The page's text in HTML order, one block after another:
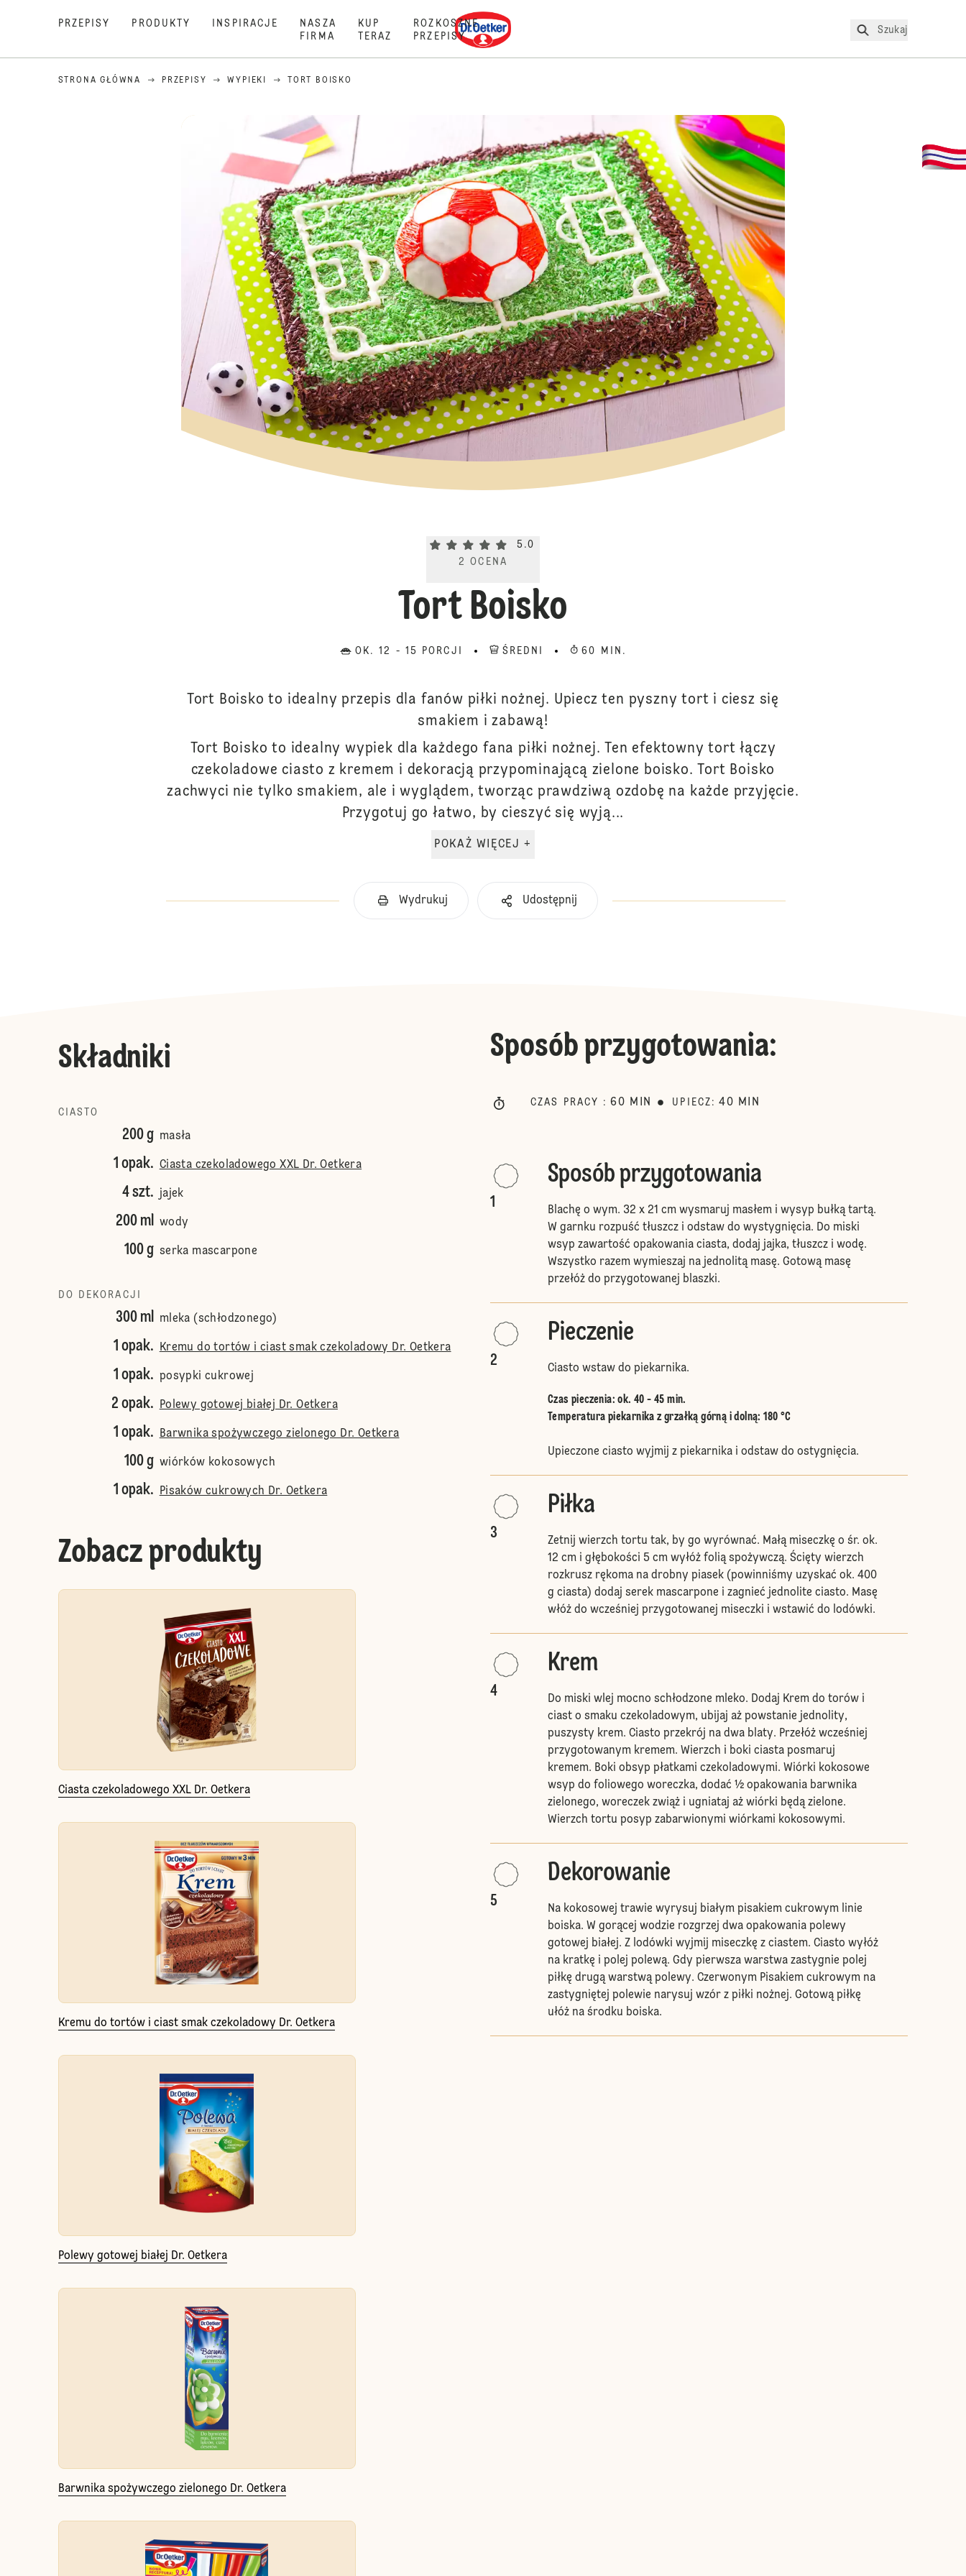
PRZEPISY PRODUKTY INSPIRACJE
NASZA
FIRMA
KUP
TERAZ
ROZKOSZNE
PRZEPISY
Dr. Oetker
Szukaj
STRONA GŁÓWNA PRZEPISY WYPIEKI TORT BOISKO
Current rating 5.0. Click to rate.
5.0
2
OCENA
Tort Boisko
OK. 12 - 15 PORCJI ŚREDNI 60 MIN.
Tort Boisko to idealny przepis dla fanów piłki nożnej. Upiecz ten pyszny tort i ciesz się
smakiem i zabawą!
Tort Boisko to idealny wypiek dla każdego fana piłki nożnej. Ten efektowny tort łączy
czekoladowe ciasto z kremem i dekoracją przypominającą zielone boisko. Tort Boisko
zachwyci nie tylko smakiem, ale i wyglądem, tworząc prawdziwą ozdobę na każde przyjęcie.
Przygotuj go łatwo, by cieszyć się wyją...
POKAŻ WIĘCEJ +
Wydrukuj Udostępnij
Składniki
CIASTO
200 g masła
1 opak. Ciasta czekoladowego XXL Dr. Oetkera
4 szt. jajek
200 ml wody
100 g serka mascarpone
DO DEKORACJI
300 ml mleka (schłodzonego)
1 opak. Kremu do tortów i ciast smak czekoladowy Dr. Oetkera
1 opak. posypki cukrowej
2 opak. Polewy gotowej białej Dr. Oetkera
1 opak. Barwnika spożywczego zielonego Dr. Oetkera
100 g wiórków kokosowych
1 opak. Pisaków cukrowych Dr. Oetkera
Zobacz produkty
Ciasta czekoladowego XXL Dr. Oetkera
Kremu do tortów i ciast smak czekoladowy Dr. Oetkera
Polewy gotowej białej Dr. Oetkera
Barwnika spożywczego zielonego Dr. Oetkera
Sposób przygotowania:
CZAS PRACY : 60 MIN UPIECZ : 40 MIN
1
Sposób przygotowania
Blachę o wym. 32 x 21 cm wysmaruj masłem i wysyp bułką tartą.
W garnku rozpuść tłuszcz i odstaw do wystygnięcia. Do miski
wsyp zawartość opakowania ciasta, dodaj jajka, tłuszcz i wodę.
Wszystko razem wymieszaj na jednolitą masę. Gotową masę
przełóż do przygotowanej blaszki.
2
Pieczenie
Ciasto wstaw do piekarnika.
Czas pieczenia: ok. 40 - 45 min.
Temperatura piekarnika z grzałką górną i dolną: 180 °C
Upieczone ciasto wyjmij z piekarnika i odstaw do ostygnięcia.
3
Piłka
Zetnij wierzch tortu tak, by go wyrównać. Małą miseczkę o śr. ok.
12 cm i głębokości 5 cm wyłóż folią spożywczą. Ścięty wierzch
rozkrusz rękoma na drobny piasek (powinniśmy uzyskać ok. 400
g ciasta) dodaj serek mascarpone i zagnieć jednolite ciasto. Masę
włóż do wcześniej przygotowanej miseczki i wstawić do lodówki.
4
Krem
Do miski wlej mocno schłodzone mleko. Dodaj Krem do torów i
ciast o smaku czekoladowym, ubijaj aż powstanie jednolity,
puszysty krem. Ciasto przekrój na dwa blaty. Przełóż wcześniej
przygotowanym kremem. Wierzch i boki ciasta posmaruj
kremem. Boki obsyp płatkami czekoladowymi. Wiórki kokosowe
wsyp do foliowego woreczka, dodać ½ opakowania barwnika
zielonego, woreczek zwiąż i ugniataj aż wiórki będą zielone.
Wierzch tortu posyp zabarwionymi wiórkami kokosowymi.
5
Dekorowanie
Na kokosowej trawie wyrysuj białym pisakiem cukrowym linie
boiska. W gorącej wodzie rozgrzej dwa opakowania polewy
gotowej białej. Z lodówki wyjmij miseczkę z ciastem. Ciasto wyłóż
na kratkę i polej polewą. Gdy pierwsza warstwa zastygnie polej
piłkę drugą warstwą polewy. Czerwonym Pisakiem cukrowym na
zastygniętej polewie narysuj wzór z piłki nożnej. Gotową piłkę
ułóż na środku boiska.